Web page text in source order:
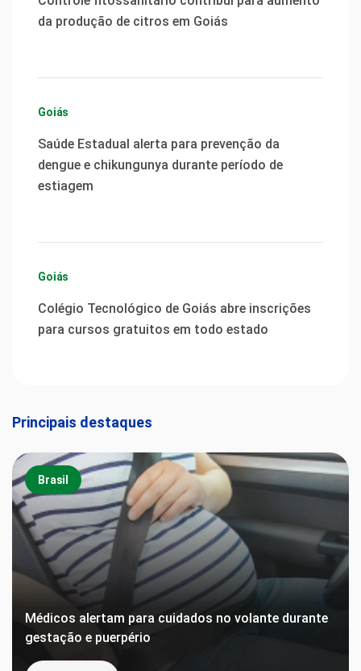
da produção de citros em Goiás
Goiás
Saúde Estadual alerta para prevenção da
dengue e chikungunya durante período de
estiagem
Goiás
Colégio Tecnológico de Goiás abre inscrições
para cursos gratuitos em todo estado
Principais destaques
Brasil
Médicos alertam para cuidados no volante durante
gestação e puerpério